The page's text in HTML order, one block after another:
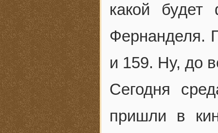
какой
Фернанделя.
и 159. Ну, до
Сегодня
пришли в